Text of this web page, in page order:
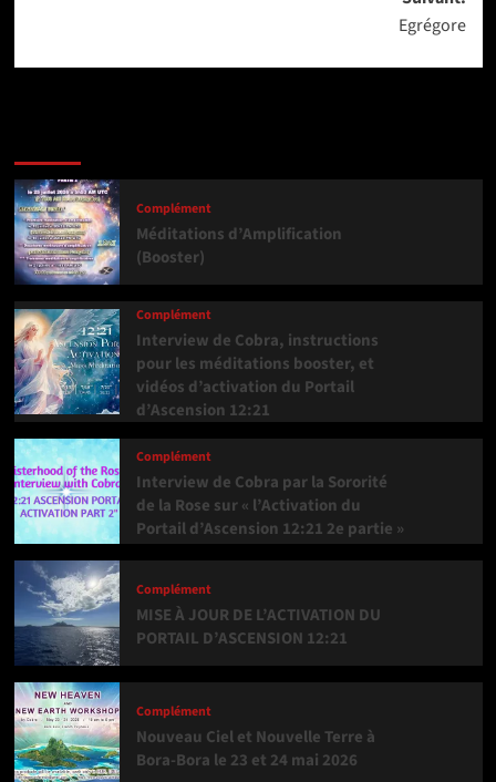
Egrégore
Complément
Méditations d’Amplification
(Booster)
Complément
Interview de Cobra, instructions
pour les méditations booster, et
vidéos d’activation du Portail
d’Ascension 12:21
Complément
Interview de Cobra par la Sororité
de la Rose sur « l’Activation du
Portail d’Ascension 12:21 2e partie »
Complément
MISE À JOUR DE L’ACTIVATION DU
PORTAIL D’ASCENSION 12:21
Complément
Nouveau Ciel et Nouvelle Terre à
Bora-Bora le 23 et 24 mai 2026